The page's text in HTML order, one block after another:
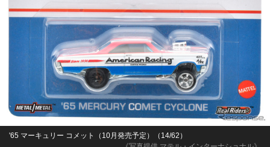
'65 マーキュリー コメット（10月発売予定）（14/62）